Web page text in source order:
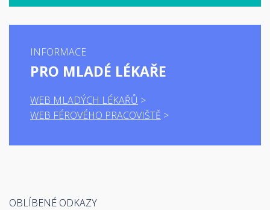
INFORMACE
PRO MLADÉ LÉKAŘE
WEB MLADÝCH LÉKAŘŮ
WEB FÉROVÉHO PRACOVIŠTĚ
OBLÍBENÉ ODKAZY